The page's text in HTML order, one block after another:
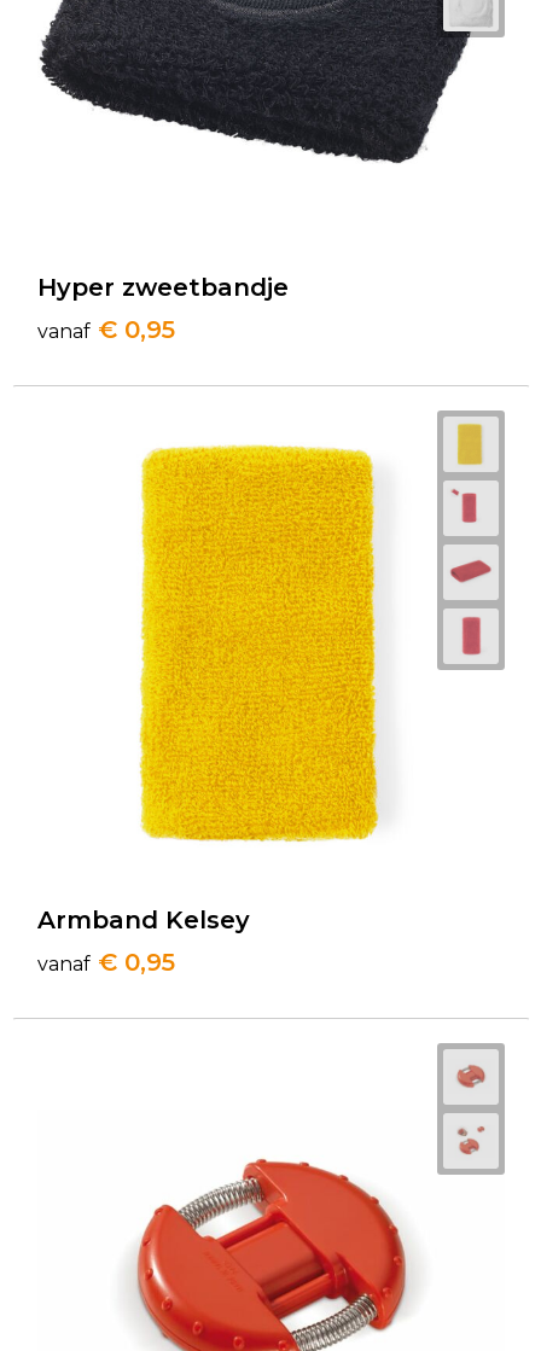
Hyper zweetbandje
vanaf € 0,95
Armband Kelsey
vanaf € 0,95